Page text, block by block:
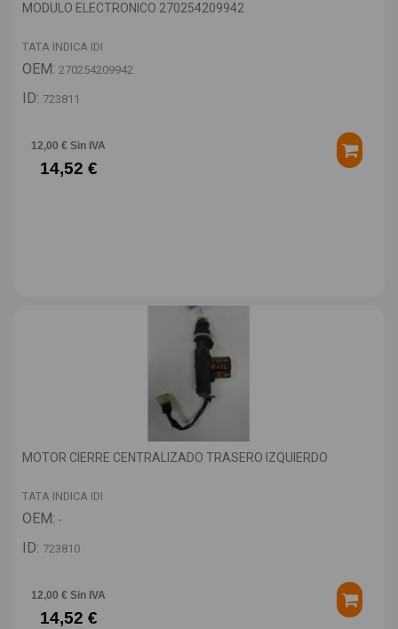
MODULO ELECTRONICO 270254209942
TATA INDICA IDI
OEM: 270254209942
ID: 723811
12,00 € Sin IVA
14,52 €
MOTOR CIERRE CENTRALIZADO TRASERO IZQUIERDO
TATA INDICA IDI
OEM: -
ID: 723810
12,00 € Sin IVA
14,52 €